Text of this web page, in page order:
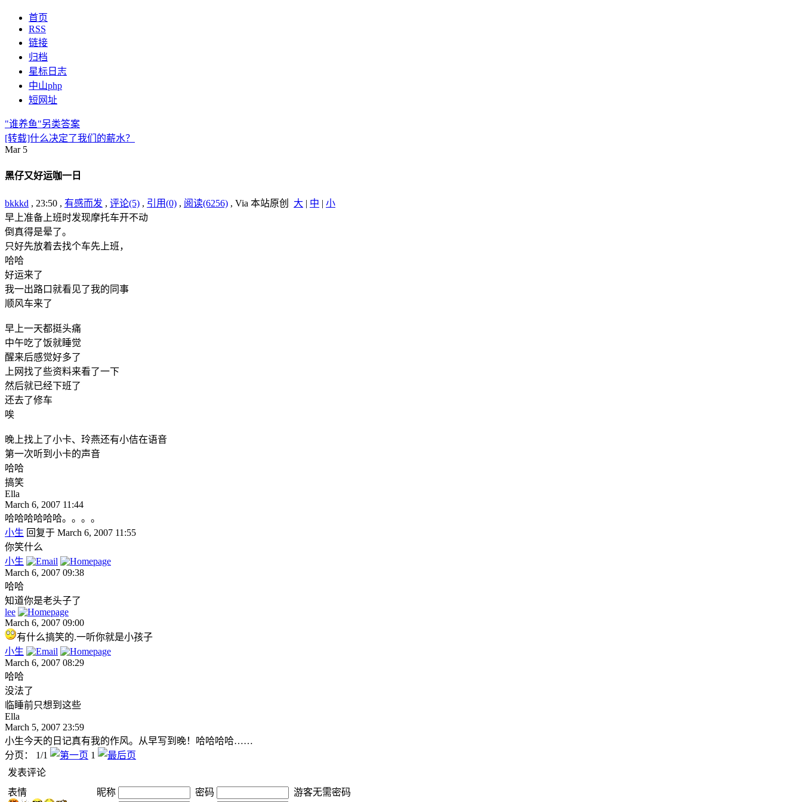
首页
RSS
链接
归档
星标日志
中山php
短网址
"谁养鱼"另类答案
[转载]什么决定了我们的薪水？
Mar 5
黑仔又好运咖一日
bkkkd , 23:50 , 有感而发 , 评论(5) , 引用(0) , 阅读(6256) , Via 本站原创 大 | 中 | 小
早上准备上班时发现摩托车开不动
倒真得是晕了。
只好先放着去找个车先上班，
哈哈
好运来了
我一出路口就看见了我的同事
顺风车来了
早上一天都挺头痛
中午吃了饭就睡觉
醒来后感觉好多了
上网找了些资料来看了一下
然后就已经下班了
还去了修车
唉
晚上找上了小卡、玲燕还有小佶在语音
第一次听到小卡的声音
哈哈
搞笑
Ella
March 6, 2007 11:44
哈哈哈哈哈哈。。。。
小生 回复于 March 6, 2007 11:55
你笑什么
小生
March 6, 2007 09:38
哈哈
知道你是老头子了
lee
March 6, 2007 09:00
有什么搞笑的.一听你就是小孩子
小生
March 6, 2007 08:29
哈哈
没法了
临睡前只想到这些
Ella
March 5, 2007 23:59
小生今天的日记真有我的作风。从早写到晚！哈哈哈哈……
分页： 1/1
1
发表评论
表情
昵称 密码
游客无需密码